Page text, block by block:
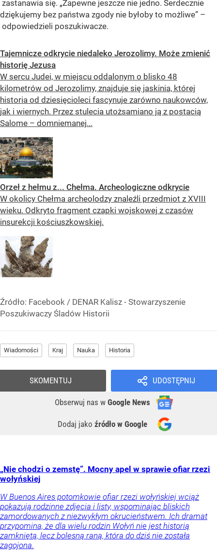
zastanawia się. „Zapewne jeszcze nie jedno. Serdecznie
dziękujemy bez państwa zgody nie byłoby to możliwe” –
odpowiedzieli poszukiwacze.
Tajemnicze odkrycie niedaleko Jerozolimy. Może zmienić
historię Jezusa
W sercu Judei, w miejscu oddalonym o blisko 48
kilometrów od Jerozolimy, znajduje się jaskinia, której
historia od dziesięcioleci fascynuje zarówno naukowców,
jak i wiernych. Przez stulecia utożsamiano ją z postacią
Salome – domniemanej...
Orzeł z hełmu z... Chełma. Archeologiczne odkrycie
W okolicy Chełma archeolodzy znaleźli przedmiot z XVIII
wieku. Odkryto fragment czapki wojskowej z czasów
insurekcji kościuszkowskiej.
Źródło: Facebook / DENAR Kalisz - Stowarzyszenie
Poszukiwaczy Śladów Historii
Wiadomości Kraj Nauka Historia
UDOSTĘPNIJ
Obserwuj nas w Google News
Dodaj jako źródło w Google
SKOMENTUJ
„Nie chodzi o zemstę”. Mocny apel w sprawie ofiar rzezi
wołyńskiej
W Buenos Aires potomkowie ofiar rzezi wołyńskiej wciąż
pokazują rodzinne zdjęcia i listy, wspominając bliskich
zamordowanych z niezwykłym okrucieństwem. Ich dramat
przypomina, że dla wielu rodzin Wołyń nie jest historią
zamkniętą, lecz bolesną raną, która do dziś nie została
zagojona.